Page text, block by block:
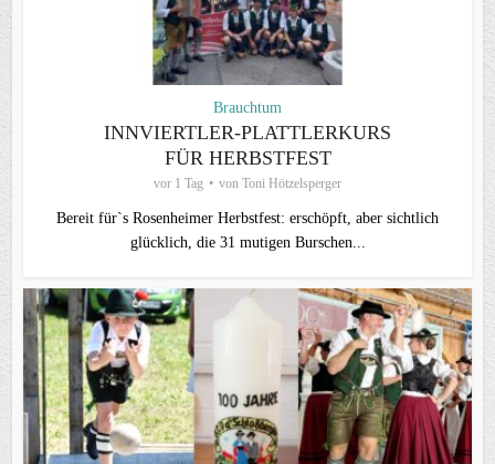
Brauchtum
INNVIERTLER-PLATTLERKURS
FÜR HERBSTFEST
vor 1 Tag von Toni Hötzelsperger
Bereit für`s Rosenheimer Herbstfest: erschöpft, aber sichtlich
glücklich, die 31 mutigen Burschen...